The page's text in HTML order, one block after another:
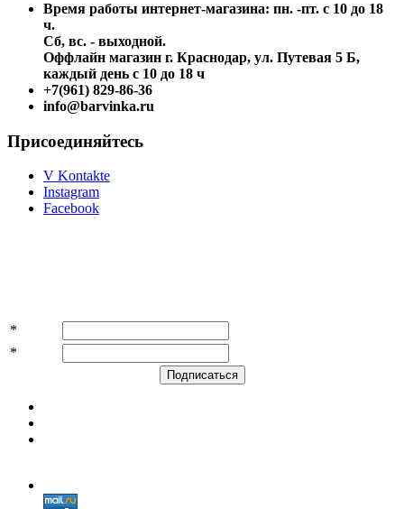
Время работы интернет-магазина: пн. -пт. с 10 до 18
ч.
Сб, вс. - выходной.
Оффлайн магазин г. Краснодар, ул. Путевая 5 Б,
каждый день с 10 до 18 ч
+7(961) 829-86-36
info@barvinka.ru
Присоединяйтесь
V Kontakte
Instagram
Facebook
*
*